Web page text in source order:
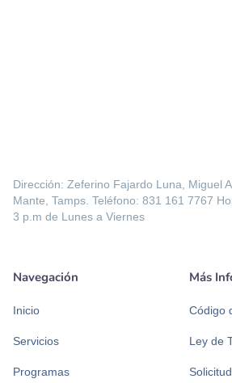
Dirección: Zeferino Fajardo Luna, Miguel
Mante, Tamps. Teléfono: 831 161 7767
3 p.m de Lunes a Viernes
Navegación
Inicio
Servicios
Programas
Más
Código
Ley de